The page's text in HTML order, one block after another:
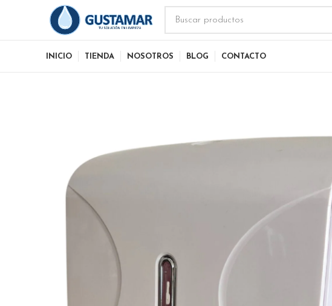
INICIO TIENDA NOSOTROS BLOG CONTACTO